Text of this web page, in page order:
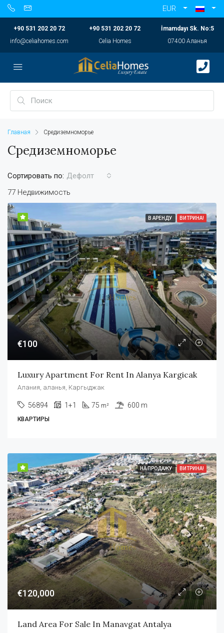
EUR
+90 531 202 20 72
info@celiahomes.com
+90 531 202 20 72
Celia Homes
İmamdayı Sk. No:5
07400 Аланья
Главная Средиземноморье
Средиземноморье
77 Недвижимость
Сортировать по: Дефолт
В АРЕНДУ ВИТРИНА!
€100
Luxury Apartment For Rent In Alanya Kargicak
Алания, аланья, Каргыджак
56894 1+1 75 m² 600 m
КВАРТИРЫ
НА ПРОДАЖУ ВИТРИНА!
€120,000
Land Area For Sale In Manavgat Antalya